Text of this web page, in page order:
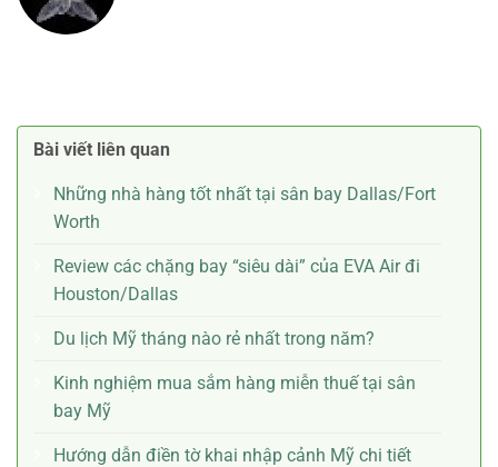
Bài viết liên quan
Những nhà hàng tốt nhất tại sân bay Dallas/Fort
Worth
Review các chặng bay “siêu dài” của EVA Air đi
Houston/Dallas
Du lịch Mỹ tháng nào rẻ nhất trong năm?
Kinh nghiệm mua sắm hàng miễn thuế tại sân
bay Mỹ
Hướng dẫn điền tờ khai nhập cảnh Mỹ chi tiết